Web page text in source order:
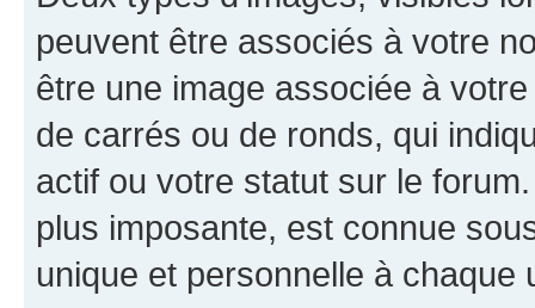
peuvent être associés à votre
être une image associée à
de carrés ou de ronds, qui
actif ou votre statut sur le
plus imposante, est connue
unique et personnelle à chaque